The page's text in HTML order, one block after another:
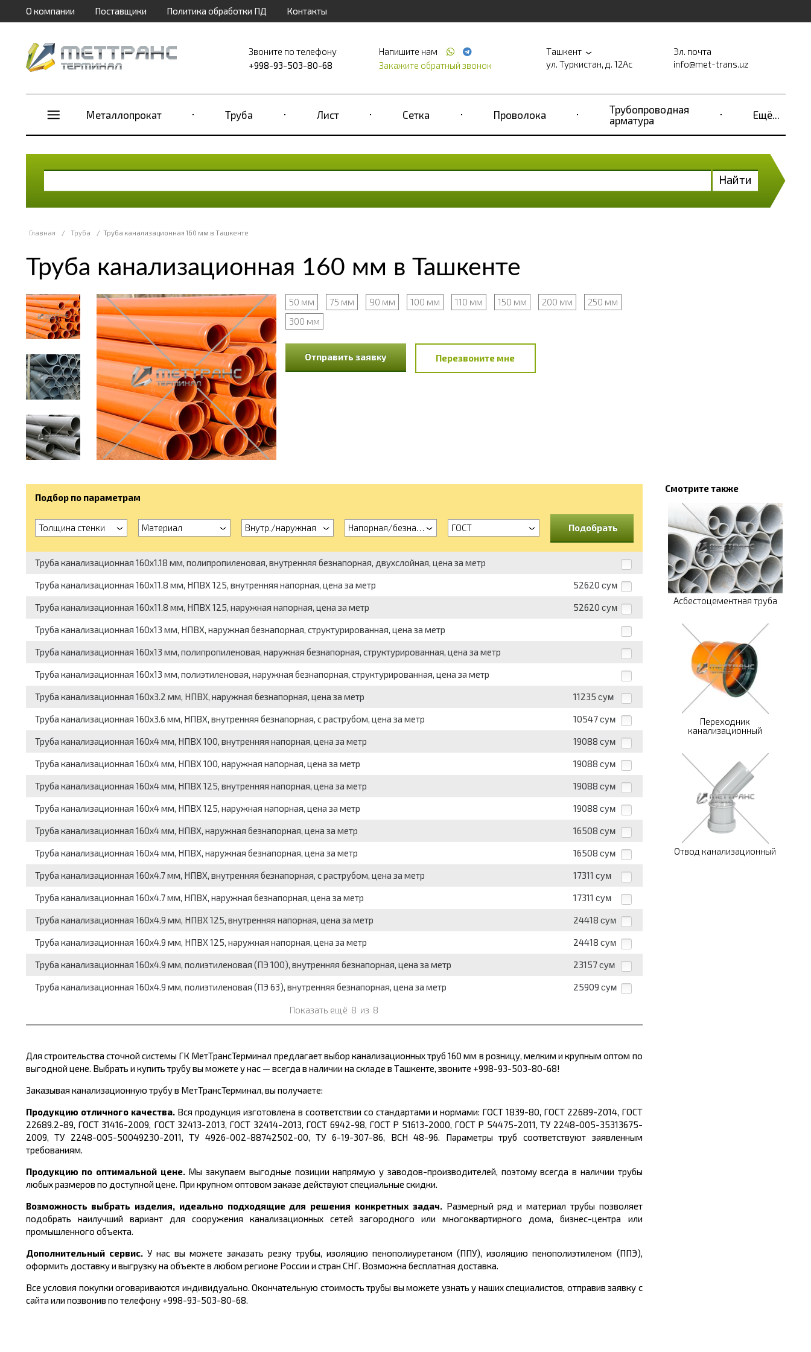
О компании Поставщики Политика обработки ПД Контакты
Звоните по телефону
+998-93-503-80-68
Напишите нам
Закажите обратный звонок
Ташкент
ул. Туркистан, д. 12Ас
Эл. почта
info@met-trans.uz
Металлопрокат Труба Лист Сетка Проволока
Трубопроводная
арматура
Ещё...
Найти
Главная / Труба / Труба канализационная 160 мм в Ташкенте
Труба канализационная 160 мм в Ташкенте
50 мм 75 мм 90 мм 100 мм 110 мм 150 мм 200 мм
250 мм
300 мм
Отправить заявку Перезвоните мне
Подбор по параметрам
Толщина стенки Материал Внутр./наружная Напорная/безнапорная ГОСТ Подобрать
Труба канализационная 160x1.18 мм, полипропиленовая, внутренняя безнапорная, двухслойная, цена за метр
Труба канализационная 160x11.8 мм, НПВХ 125, внутренняя напорная, цена за метр 52620 сум
Труба канализационная 160x11.8 мм, НПВХ 125, наружная напорная, цена за метр 52620 сум
Труба канализационная 160x13 мм, НПВХ, наружная безнапорная, структурированная, цена за метр
Труба канализационная 160x13 мм, полипропиленовая, наружная безнапорная, структурированная, цена за метр
Труба канализационная 160x13 мм, полиэтиленовая, наружная безнапорная, структурированная, цена за метр
Труба канализационная 160x3.2 мм, НПВХ, наружная безнапорная, цена за метр 11235 сум
Труба канализационная 160x3.6 мм, НПВХ, внутренняя безнапорная, с раструбом, цена за метр 10547 сум
Труба канализационная 160x4 мм, НПВХ 100, внутренняя напорная, цена за метр 19088 сум
Труба канализационная 160x4 мм, НПВХ 100, наружная напорная, цена за метр 19088 сум
Труба канализационная 160x4 мм, НПВХ 125, внутренняя напорная, цена за метр 19088 сум
Труба канализационная 160x4 мм, НПВХ 125, наружная напорная, цена за метр 19088 сум
Труба канализационная 160x4 мм, НПВХ, наружная безнапорная, цена за метр 16508 сум
Труба канализационная 160x4 мм, НПВХ, наружная безнапорная, цена за метр 16508 сум
Труба канализационная 160x4.7 мм, НПВХ, внутренняя безнапорная, с раструбом, цена за метр 17311 сум
Труба канализационная 160x4.7 мм, НПВХ, наружная безнапорная, цена за метр 17311 сум
Труба канализационная 160x4.9 мм, НПВХ 125, внутренняя напорная, цена за метр 24418 сум
Труба канализационная 160x4.9 мм, НПВХ 125, наружная напорная, цена за метр 24418 сум
Труба канализационная 160x4.9 мм, полиэтиленовая (ПЭ 100), внутренняя безнапорная, цена за метр 23157 сум
Труба канализационная 160x4.9 мм, полиэтиленовая (ПЭ 63), внутренняя безнапорная, цена за метр 25909 сум
Показать ещё 8 из 8
Для строительства сточной системы ГК МетТрансТерминал предлагает выбор канализационных труб 160 мм в розницу, мелким и крупным оптом по
выгодной цене. Выбрать и купить трубу вы можете у нас — всегда в наличии на складе в Ташкенте, звоните +998-93-503-80-68!
Заказывая канализационную трубу в МетТрансТерминал, вы получаете:
Продукцию отличного качества. Вся продукция изготовлена в соответствии со стандартами и нормами: ГОСТ 1839-80, ГОСТ 22689-2014, ГОСТ
22689.2-89, ГОСТ 31416-2009, ГОСТ 32413-2013, ГОСТ 32414-2013, ГОСТ 6942-98, ГОСТ Р 51613-2000, ГОСТ Р 54475-2011, ТУ 2248-005-35313675-
2009, ТУ 2248-005-50049230-2011, ТУ 4926-002-88742502-00, ТУ 6-19-307-86, ВСН 48-96. Параметры труб соответствуют заявленным
требованиям.
Продукцию по оптимальной цене.Мы закупаем выгодные позиции напрямую у заводов-производителей, поэтому всегда в наличии трубы
любых размеров по доступной цене. При крупном оптовом заказе действуют специальные скидки.
Возможность выбрать изделия, идеально подходящие для решения конкретных задач. Размерный ряд и материал трубы позволяет
подобрать наилучший вариант для сооружения канализационных сетей загородного или многоквартирного дома, бизнес-центра или
промышленного объекта.
Дополнительный сервис. У нас вы можете заказать резку трубы, изоляцию пенополиуретаном (ППУ), изоляцию пенополиэтиленом (ППЭ),
оформить доставку и выгрузку на объекте в любом регионе России и стран СНГ. Возможна бесплатная доставка.
Все условия покупки оговариваются индивидуально. Окончательную стоимость трубы вы можете узнать у наших специалистов, отправив заявку с
сайта или позвонив по телефону +998-93-503-80-68.
Смотрите также
Асбестоцементная труба
Переходник
канализационный
Отвод канализационный